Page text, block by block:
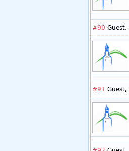
#90 Guest,
#91 Guest,